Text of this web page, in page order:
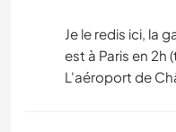
Je le redis ici, la
est à Paris en 2h
L'aéroport de